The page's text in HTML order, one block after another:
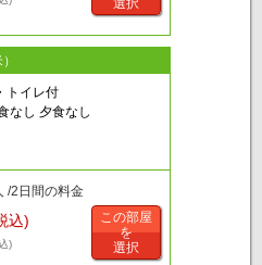
選択
トイレ付
なし 夕食なし
2日間の料金
込)
)
この部屋
を
選択